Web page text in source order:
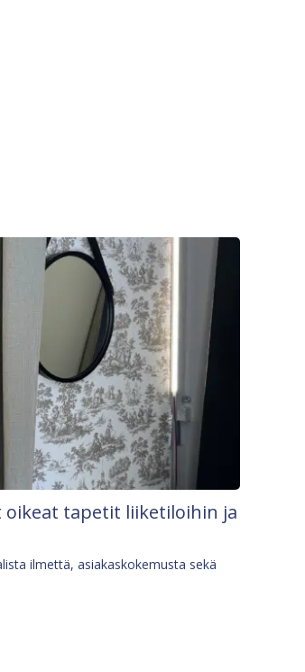
tapetit liiketiloihin ja
ilmettä, asiakaskokemusta sekä